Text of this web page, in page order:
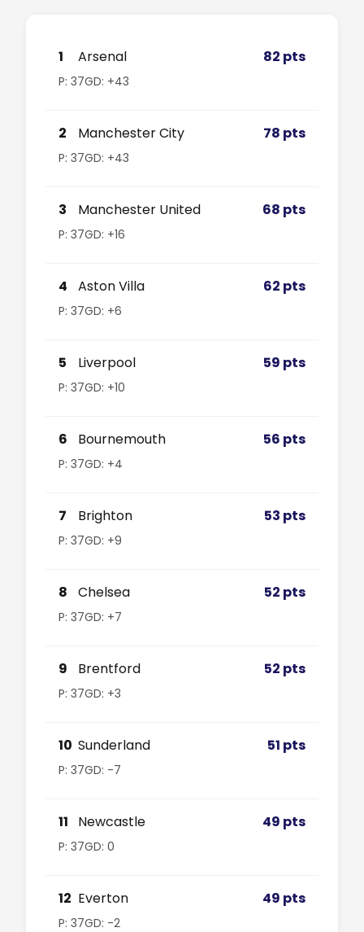
1 Arsenal 82 pts
P: 37GD: +43
2 Manchester City 78 pts
P: 37GD: +43
3 Manchester United 68 pts
P: 37GD: +16
4 Aston Villa 62 pts
P: 37GD: +6
5 Liverpool 59 pts
P: 37GD: +10
6 Bournemouth 56 pts
P: 37GD: +4
7 Brighton 53 pts
P: 37GD: +9
8 Chelsea 52 pts
P: 37GD: +7
9 Brentford 52 pts
P: 37GD: +3
10 Sunderland 51 pts
P: 37GD: -7
11 Newcastle 49 pts
P: 37GD: 0
12 Everton 49 pts
P: 37GD: -2